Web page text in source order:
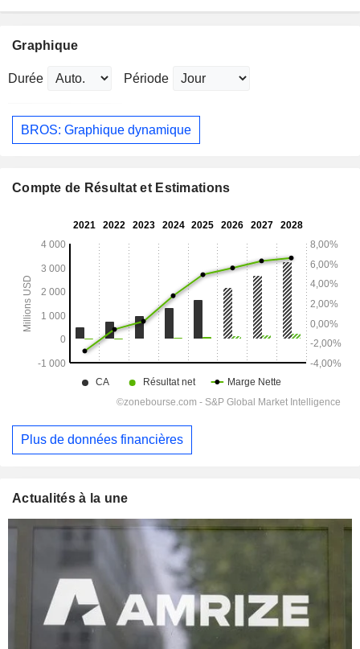
Graphique
Durée Période
BROS: Graphique dynamique
Compte de Résultat et Estimations
Plus de données financières
Actualités à la une